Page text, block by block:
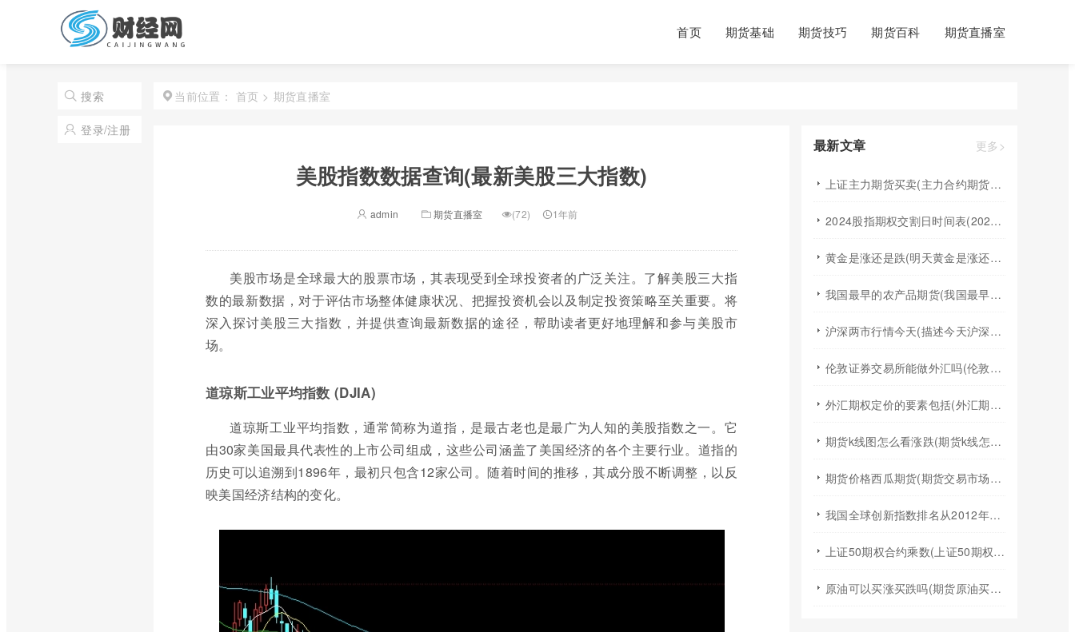
首页 期货基础 期货技巧 期货百科 期货直播室
搜索
登录/注册
当前位置： 首页 > 期货直播室
美股指数数据查询(最新美股三大指数)
admin 期货直播室 (72) 1年前
美股市场是全球最大的股票市场，其表现受到全球投资者的广泛关注。了解美股三大指
数的最新数据，对于评估市场整体健康状况、把握投资机会以及制定投资策略至关重要。将
深入探讨美股三大指数，并提供查询最新数据的途径，帮助读者更好地理解和参与美股市
场。
道琼斯工业平均指数 (DJIA)
道琼斯工业平均指数，通常简称为道指，是最古老也是最广为人知的美股指数之一。它
由30家美国最具代表性的上市公司组成，这些公司涵盖了美国经济的各个主要行业。道指的
历史可以追溯到1896年，最初只包含12家公司。随着时间的推移，其成分股不断调整，以反
映美国经济结构的变化。
最新文章 更多>
上证主力期货买卖(主力合约期货市场大盘)
2024股指期权交割日时间表(2024股指期货交割日)
黄金是涨还是跌(明天黄金是涨还是跌)
我国最早的农产品期货(我国最早的农产品期货交易合约的品种是)
沪深两市行情今天(描述今天沪深两市早盘交易情况)
伦敦证券交易所能做外汇吗(伦敦证券交易所交易规则)
外汇期权定价的要素包括(外汇期权定价模型)
期货k线图怎么看涨跌(期货k线怎么看均线图)
期货价格西瓜期货(期货交易市场价格)
我国全球创新指数排名从2012年的(我国全球创新指数排名不断跃升得益于什么)
上证50期权合约乘数(上证50期权t0)
原油可以买涨买跌吗(期货原油买涨买跌)